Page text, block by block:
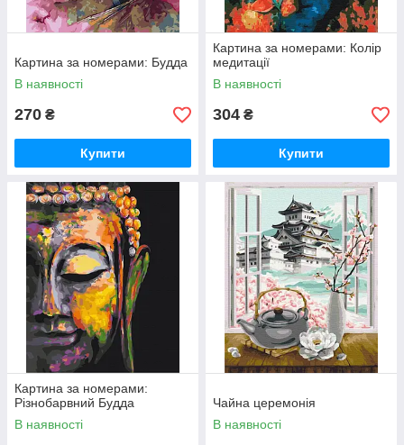
Картина за номерами: Будда
В наявності
270 ₴
Купити
Картина за номерами: Колір
медитації
В наявності
304 ₴
Купити
Картина за номерами:
Різнобарвний Будда
В наявності
Чайна церемонія
В наявності